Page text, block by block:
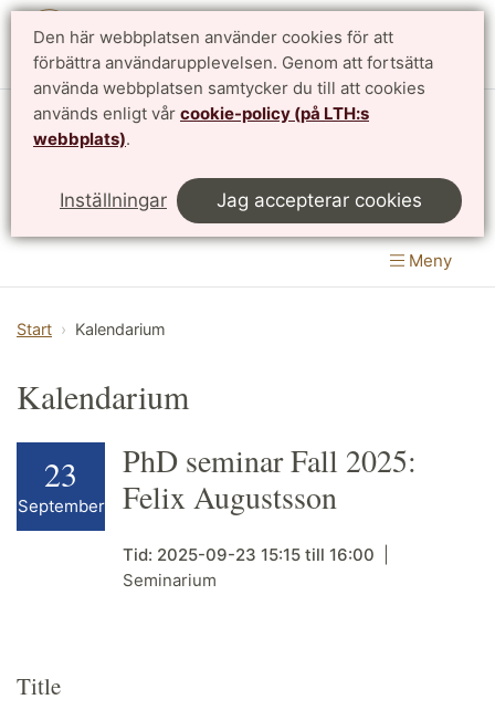
Den här webbplatsen använder cookies för att
förbättra användarupplevelsen. Genom att fortsätta
använda webbplatsen samtycker du till att cookies
används enligt vår cookie-policy (på LTH:s
webbplats).
Inställningar Jag accepterar cookies
Matematikcentrum
LTH, Lunds Tekniska Högskola&
Naturvetenskapliga fakulteten
Meny
Start Kalendarium
Kalendarium
23
September
PhD seminar Fall 2025:
Felix Augustsson
Tid: 2025-09-23 15:15 till 16:00
Seminarium
Title